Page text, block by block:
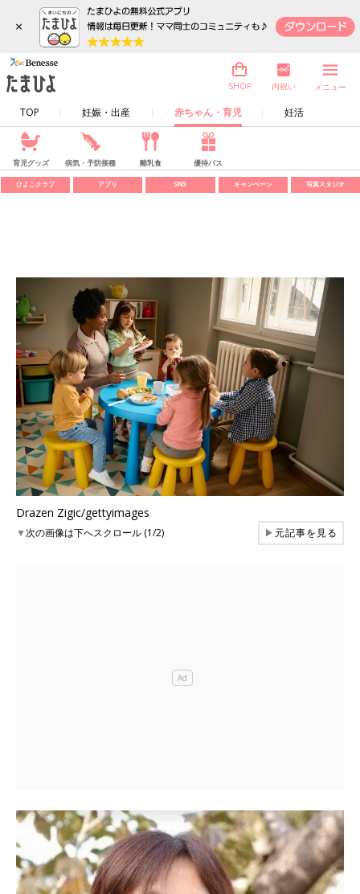
×
TOP 妊娠・出産 赤ちゃん・育児 妊活
SHOP 内祝い メニュー
育児グッズ 病気・予防接種 離乳食 優待パス
ひよこクラブ アプリ SNS キャンペーン 写真スタジオ
Drazen Zigic/gettyimages
▼次の画像は下へスクロール (1/2) ▶元記事を見る